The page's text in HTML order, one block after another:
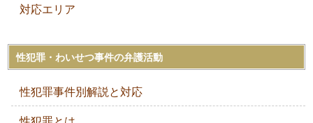
対応エリア
性犯罪・わいせつ事件の弁護活動
性犯罪事件別解説と対応